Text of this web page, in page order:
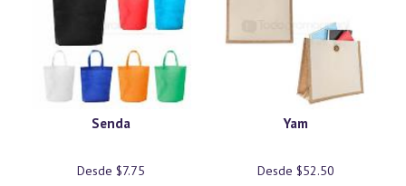
Senda
Desde $7.75
Yam
Desde $52.50